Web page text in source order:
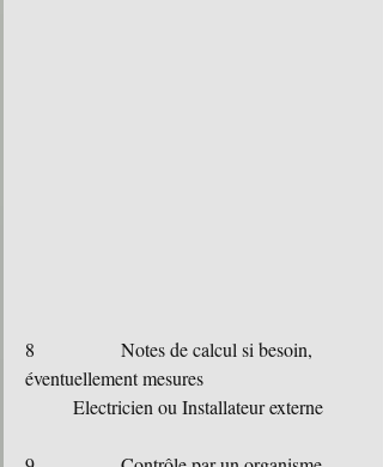
8		Notes de calcul si besoin,
éventuellement mesures
	Electricien ou Installateur externe